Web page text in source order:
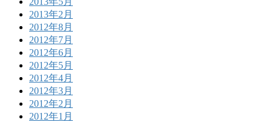
2013年2月
2012年8月
2012年7月
2012年6月
2012年5月
2012年4月
2012年3月
2012年2月
2012年1月